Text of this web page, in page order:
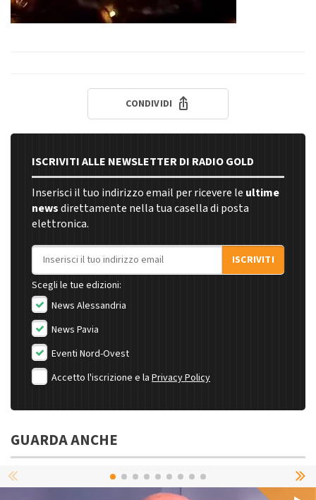
CONDIVIDI
ISCRIVITI ALLE NEWSLETTER DI RADIO GOLD
Inserisci il tuo indirizzo email per ricevere le ultime
newsdirettamente nella tua casella di posta
elettronica.
Indirizzo email
ISCRIVITI
Scegli le tue edizioni:
News Alessandria
News Pavia
Eventi Nord-Ovest
Accetto l'iscrizione e la Privacy Policy
GUARDA ANCHE